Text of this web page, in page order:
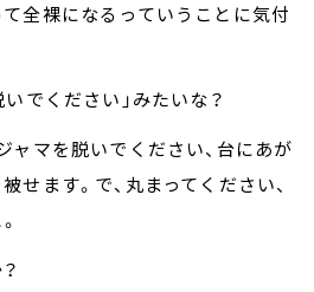
全裸になるっていうことに気付
いでください」みたいな？
ャマを脱いでください、台にあが
せます。で、丸まってください、